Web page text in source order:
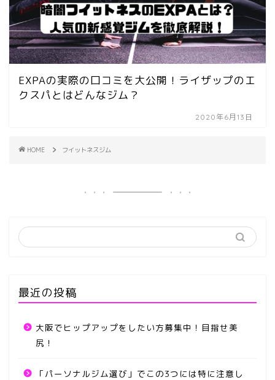
EXPAの実際の口コミを大公開！ライザップのエ
クスパとはどんなジム？
2020年6月13日
HOME フイットネスジム
最近の投稿
大阪でヒップアップをしたい方募集中！目指せ美
尻！
「パーソナルジム選び」でこの3つには特に注意し